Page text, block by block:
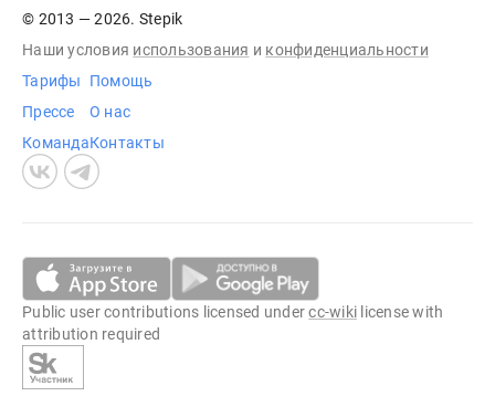
© 2013 — 2026. Stepik
Наши условия использования и конфиденциальности
Тарифы
Прессе
Команда
Помощь
О нас
Контакты
Public user contributions licensed undercc-wiki license with
attribution required